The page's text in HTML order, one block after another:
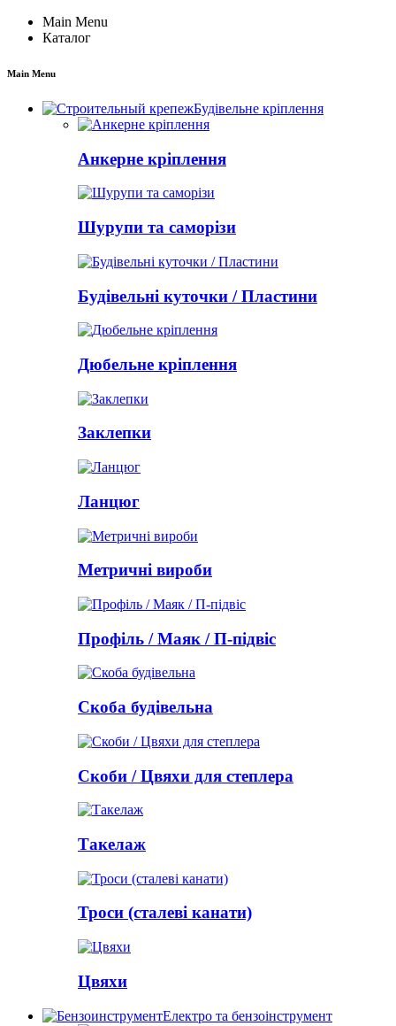
Main Menu
Каталог
Main Menu
Будівельне кріплення
Анкерне кріплення
Шурупи та саморізи
Будівельні куточки / Пластини
Дюбельне кріплення
Заклепки
Ланцюг
Метричні вироби
Профіль / Маяк / П-підвіс
Скоба будівельна
Скоби / Цвяхи для степлера
Такелаж
Троси (сталеві канати)
Цвяхи
Електро та бензоінструмент